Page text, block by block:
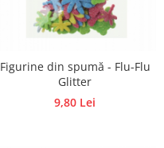
Figurine din spumă - Flu-Flu
Glitter
9,80 Lei